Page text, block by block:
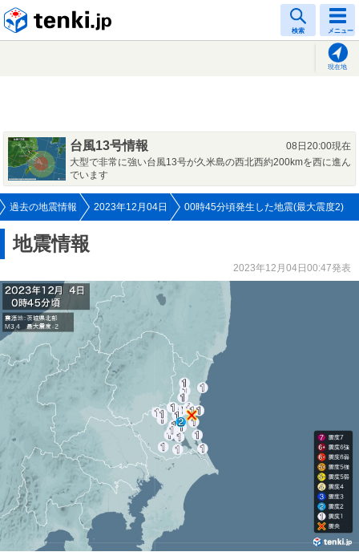
検索 メニュー
現在地
台風13号情報
08日20:00現在
大型で非常に強い台風13号が久米島の西北西約200kmを西に進ん
でいます
過去の地震情報 2023年12月04日 00時45分頃発生した地震(最大震度2)
地震情報
2023年12月04日00:47発表